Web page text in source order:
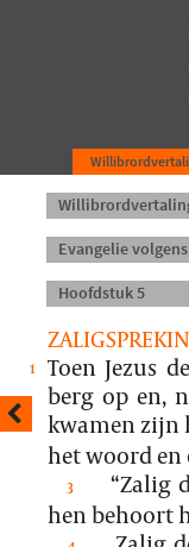
Evangelie
Hoofdstuk 5
1
Toen Jezus
berg op en,
kwamen zijn
het woord
3
“Zalig
hen behoort